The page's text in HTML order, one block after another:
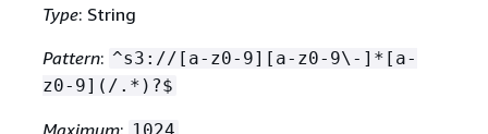
Type: String
Pattern: ^s3://[a-z0-9][a-z0-9\-]*[a-
z0-9](/.*)?$